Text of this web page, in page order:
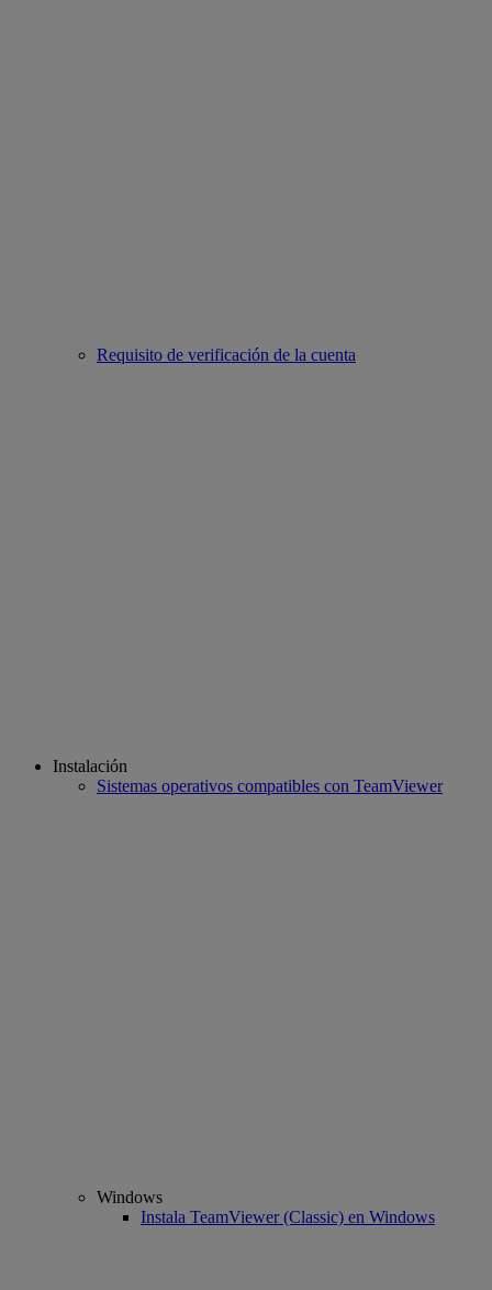
Requisito de verificación de la cuenta
Instalación
Sistemas operativos compatibles con TeamViewer
Windows
Instala TeamViewer (Classic) en Windows